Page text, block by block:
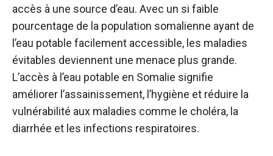
accès à une source d’eau. Avec un si faible
pourcentage de la population somalienne ayant de
l’eau potable facilement accessible, les maladies
évitables deviennent une menace plus grande.
L’accès à l’eau potable en Somalie signifie
améliorer l’assainissement, l’hygiène et réduire la
vulnérabilité aux maladies comme le choléra, la
diarrhée et les infections respiratoires.